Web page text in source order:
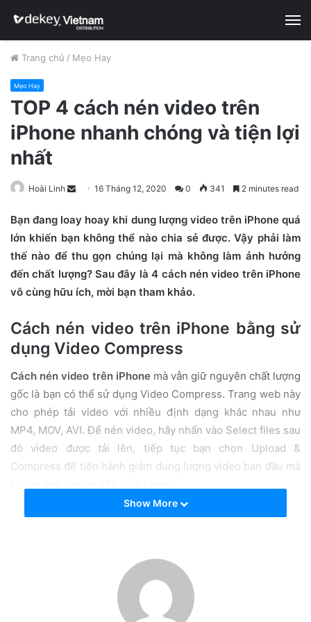
Trang chủ / Mẹo Hay
Mẹo Hay
TOP 4 cách nén video trên
iPhone nhanh chóng và tiện lợi
nhất
Hoài Linh
n
d
a
n
e
l
16 Tháng 12, 2020 0 341 2 minutes read
Bạn đang loay hoay khi dung lượng video trên iPhone quá
lớn khiến bạn không thể nào chia sẻ được. Vậy phải làm
thế nào để thu gọn chúng lại mà không làm ảnh hưởng
đến chất lượng? Sau đây là 4 cách nén video trên iPhone
vô cùng hữu ích, mời bạn tham khảo.
Cách nén video trên iPhone bằng sử
dụng Video Compress
Cách nén video trên iPhonemà vẫn giữ nguyên chất lượng
gốc là bạn có thể sử dụng Video Compress. Trang web này
cho phép tải video với nhiều định dạng khác nhau như
MP4, MOV, AVI. Để nén video, hãy nhấn vào Select files sau
đó video được tải lên, tiếp tục bạn chọn Upload &
Compress để tiến hành giảm dung lượng video ban đầu mà
Show More